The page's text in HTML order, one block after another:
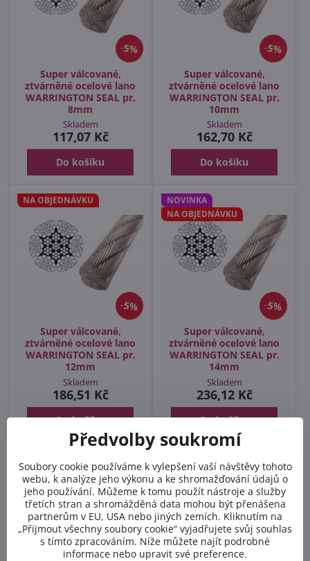
5%
Super válcované,
ztvárněné ocelové lano
WARRINGTON SEAL pr.
8mm
Skladem
117,07 Kč
Do košíku
5%
Super válcované,
ztvárněné ocelové lano
WARRINGTON SEAL pr.
10mm
Skladem
162,70 Kč
Do košíku
5%
NA OBJEDNÁVKU
Super válcované,
ztvárněné ocelové lano
WARRINGTON SEAL pr.
12mm
Skladem
186,51 Kč
Do košíku
5%
NOVINKA
NA OBJEDNÁVKU
Super válcované,
ztvárněné ocelové lano
WARRINGTON SEAL pr.
14mm
Skladem
236,12 Kč
Do košíku
Potřebujete poradit s
objednávkou?
Kontaktujte nás PO-PÁ 8:00 - 16:00:
+420 412 528 367
Předvolby soukromí
Soubory cookie používáme k vylepšení vaší návštěvy tohoto
webu, k analýze jeho výkonu a ke shromažďování údajů o
jeho používání. Můžeme k tomu použít nástroje a služby
třetích stran a shromážděná data mohou být přenášena
partnerům v EU, USA nebo jiných zemích. Kliknutím na
„Přijmout všechny soubory cookie“ vyjadřujete svůj souhlas
s tímto zpracováním. Níže můžete najít podrobné
informace nebo upravit své preference.